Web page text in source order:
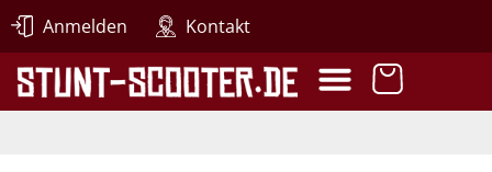
Anmelden Kontakt